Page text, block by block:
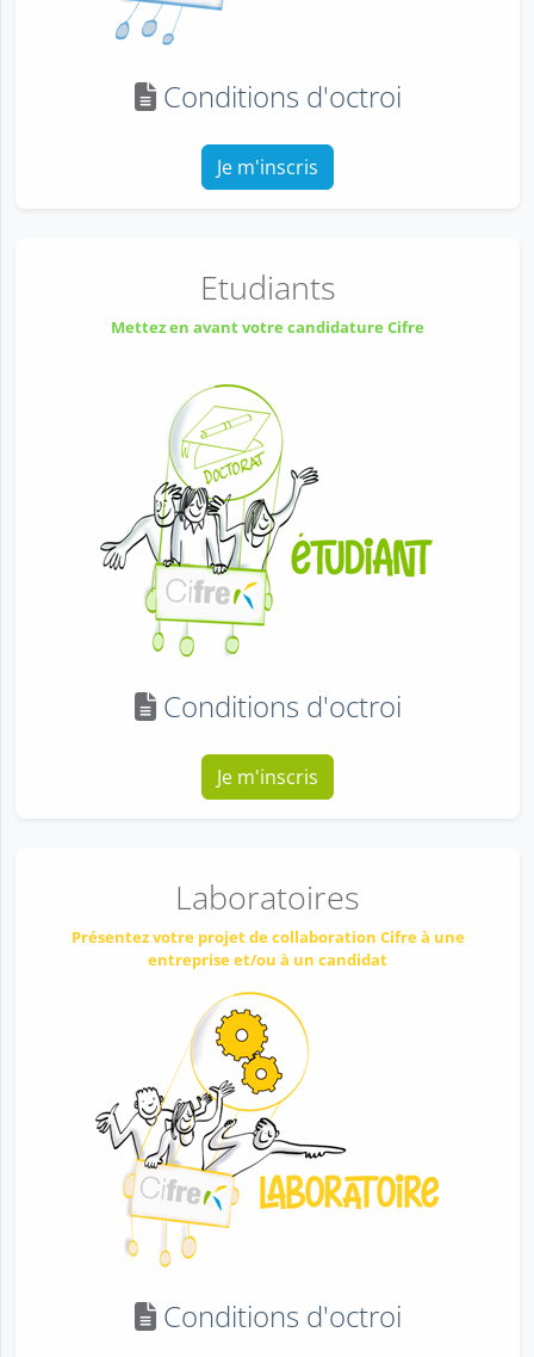
Conditions d'octroi
Je m'inscris
Etudiants
Mettez en avant votre candidature Cifre
Conditions d'octroi
Je m'inscris
Laboratoires
Présentez votre projet de collaboration Cifre à une
entreprise et/ou à un candidat
Conditions d'octroi